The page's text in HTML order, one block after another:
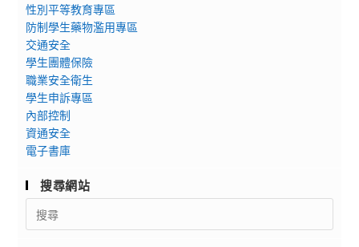
性別平等教育專區
防制學生藥物濫用專區
交通安全
學生團體保險
職業安全衛生
學生申訴專區
內部控制
資通安全
電子書庫
搜尋網站
Search
for: